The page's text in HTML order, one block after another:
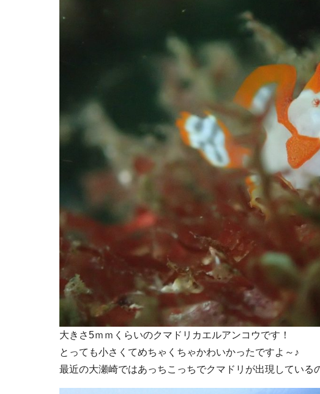
大きさ5ｍｍくらいのクマドリカエルアンコウです！
とっても小さくてめちゃくちゃかわいかったですよ～♪
最近の大瀬崎ではあっちこっちでクマドリが出現している